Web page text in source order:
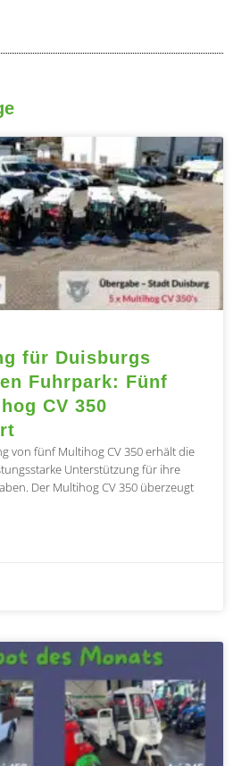
für Duisburgs
Fuhrpark: Fünf
CV 350
von fünf Multihog CV 350 erhält die
Unterstützung für ihre
Der Multihog CV 350 überzeugt
SeiteSeite
SeiteSeiteSeite